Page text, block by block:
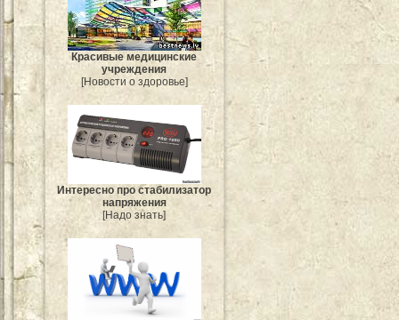
Красивые медицинские
учреждения
[Новости о здоровье]
Интересно про стабилизатор
напряжения
[Надо знать]